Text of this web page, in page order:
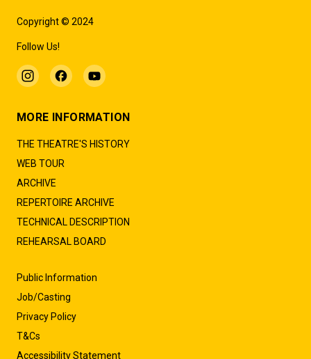
Copyright © 2024
Follow Us!
MORE INFORMATION
THE THEATRE'S HISTORY
WEB TOUR
ARCHIVE
REPERTOIRE ARCHIVE
TECHNICAL DESCRIPTION
REHEARSAL BOARD
Public Information
Job/Casting
Privacy Policy
T&Cs
Accessibility Statement